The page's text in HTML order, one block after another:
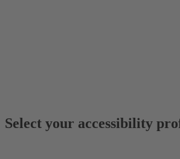
Select your accessibility